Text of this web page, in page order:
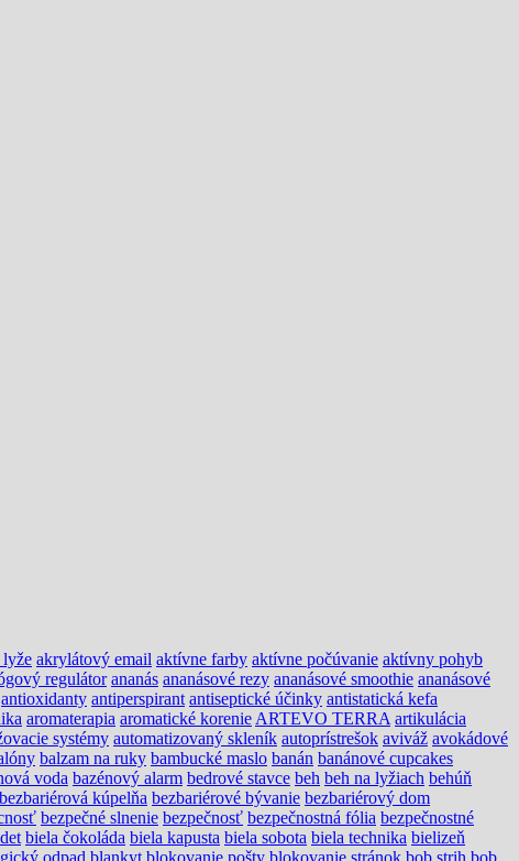
akrylátový email aktívne farby aktívne počúvanie aktívny pohyb
regulátor ananás ananásové rezy ananásové smoothie ananásové
antioxidanty antiperspirant antiseptické účinky antistatická kefa
aromaterapia aromatické korenie ARTEVO TERRA artikulácia
systémy automatizovaný skleník autoprístrešok aviváž avokádové
balzam na ruky bambucké maslo banán banánové cupcakes
voda bazénový alarm bedrové stavce beh beh na lyžiach behúň
bezbariérová kúpelňa bezbariérové bývanie bezbariérový dom
bezpečné slnenie bezpečnosť bezpečnostná fólia bezpečnostné
biela čokoláda biela kapusta biela sobota biela technika bielizeň
odpad blankyt blokovanie pošty blokovanie stránok bob strih bob